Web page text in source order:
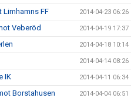
FF 2014-04-23 06:26
Veberöd 2014-04-19 17:37
2014-04-18 10:14
2014-04-14 08:26
IK 2014-04-11 06:34
Borstahusen 2014-04-04 06:51